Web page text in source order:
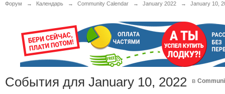
Форум → Календарь → Community Calendar → January 2022 → January 10,
События для January 10, 2022 в